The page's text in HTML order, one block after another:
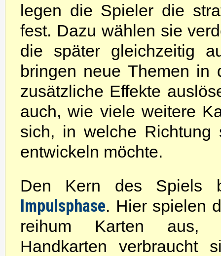
legen die Spieler die
fest. Dazu wählen sie
die später gleichzeitig
bringen neue Themen in
zusätzliche Effekte
auch, wie viele weitere
sich, in welche
entwickeln möchte.
Den Kern des Spiels
Impulsphase. Hier spielen
reihum Karten aus,
Handkarten verbraucht